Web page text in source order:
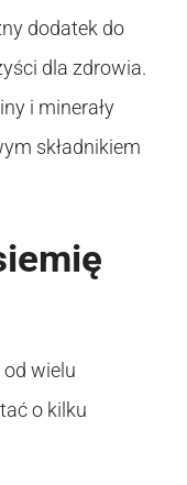
dodatek do
dla zdrowia.
i minerały
składnikiem
wielu
o kilku